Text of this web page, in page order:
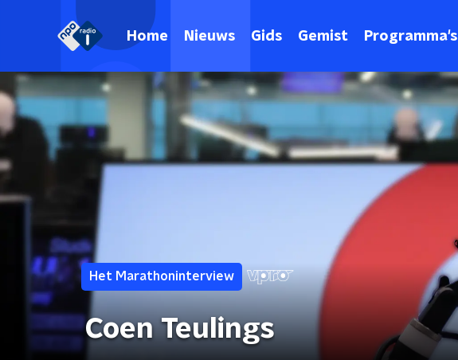
Home Nieuws Gids Gemist Programma's
Het Marathoninterview
Coen Teulings